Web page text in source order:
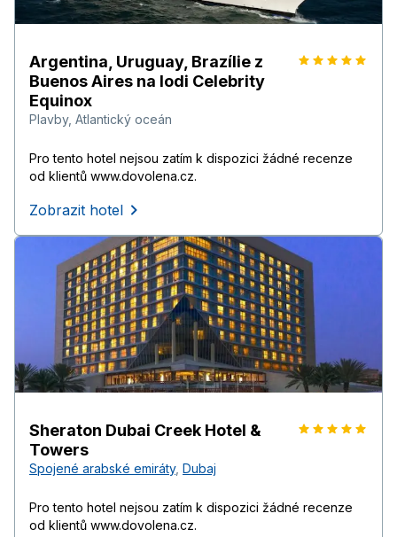
Argentina, Uruguay, Brazílie z
Buenos Aires na lodi Celebrity
Equinox
Plavby, Atlantický oceán
Pro tento hotel nejsou zatím k dispozici žádné recenze
od klientů www.dovolena.cz.
Zobrazit hotel
Sheraton Dubai Creek Hotel &
Towers
Spojené arabské emiráty, Dubaj
Pro tento hotel nejsou zatím k dispozici žádné recenze
od klientů www.dovolena.cz.